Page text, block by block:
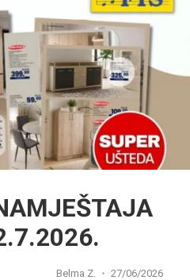
Belma Z. 27/06/2026